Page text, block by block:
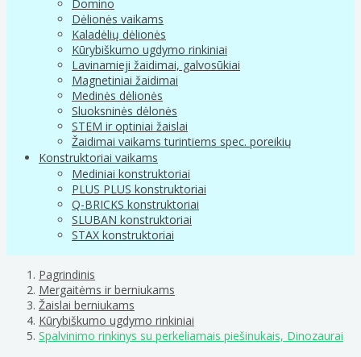
Domino
Dėlionės vaikams
Kaladėlių dėlionės
Kūrybiškumo ugdymo rinkiniai
Lavinamieji žaidimai, galvosūkiai
Magnetiniai žaidimai
Medinės dėlionės
Sluoksninės dėlonės
STEM ir optiniai žaislai
Žaidimai vaikams turintiems spec. poreikių
Konstruktoriai vaikams
Mediniai konstruktoriai
PLUS PLUS konstruktoriai
Q-BRICKS konstruktoriai
SLUBAN konstruktoriai
STAX konstruktoriai
Pagrindinis
Mergaitėms ir berniukams
Žaislai berniukams
Kūrybiškumo ugdymo rinkiniai
Spalvinimo rinkinys su perkeliamais piešinukais, Dinozaurai